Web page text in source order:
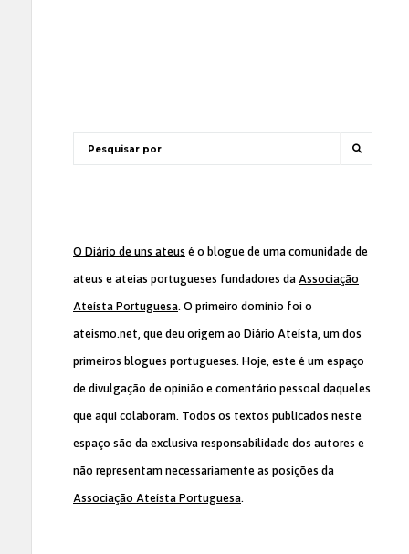
O Diário de uns ateus é o blogue de uma comunidade de
ateus e ateias portugueses fundadores da Associação
Ateísta Portuguesa. O primeiro domínio foi o
ateismo.net, que deu origem ao Diário Ateísta, um dos
primeiros blogues portugueses. Hoje, este é um espaço
de divulgação de opinião e comentário pessoal daqueles
que aqui colaboram. Todos os textos publicados neste
espaço são da exclusiva responsabilidade dos autores e
não representam necessariamente as posições da
Associação Ateísta Portuguesa.